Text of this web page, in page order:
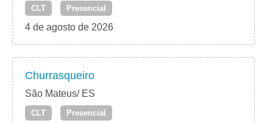
CLT Presencial
4 de agosto de 2026
Churrasqueiro
São Mateus/ ES
CLT Presencial